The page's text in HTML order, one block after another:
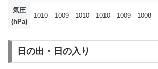
気圧
(hPa)
1010 1009 1010 1010 1009 1008
日の出・日の入り